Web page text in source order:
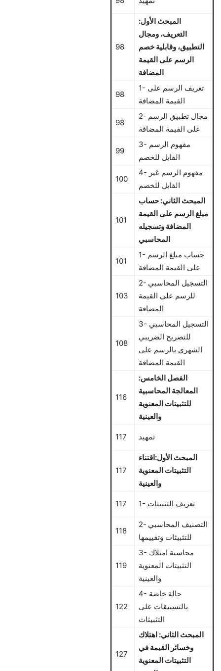
98
المبحث الأول:
التعريف، ومجال
التطبيق، وقابلية خصم
الرسم على القيمة
المضافة
98
1- تعريف الرسم على
القيمة المضافة
98
2- مجال تطبيق الرسم
على القيمة المضافة
99
3- مفهوم الرسم
القابل للخصم
100
4- مفهوم الرسم غير
القابل للخصم
101
المبحث الثاني: حساب
مبلغ الرسم على القيمة
المضافة وتسجيله
المحاسبي
101
1- حساب مبلغ الرسم
على القيمة المضافة
103
2- التسجيل المحاسبي
للرسم على القيمة
المضافة
108
3- التسجيل المحاسبي
للتصريح الضريبي
الشهري بالرسم على
القيمة المضافة
116
الفصل الخامس:
المعالجة المحاسبية
للتثبيتات المعنوية
والعينية
117 تمهيد
117
المبحث الأول:اقتناء
التثبيتات المعنوية
والعينية
117 1- تعريف التثبيتات
118
2- التصنيف المحاسبي
للتثبيثات وتقييمها
119
3- محاسبة امتلاك
التثبيتات المعنوية
والعينية
122
4- حالة خاصة
بالتسبيقات على
التثبيثات
127
المبحث الثاني: اهتلاك
وخسائر القيمة في
التثبيتات المعنوية